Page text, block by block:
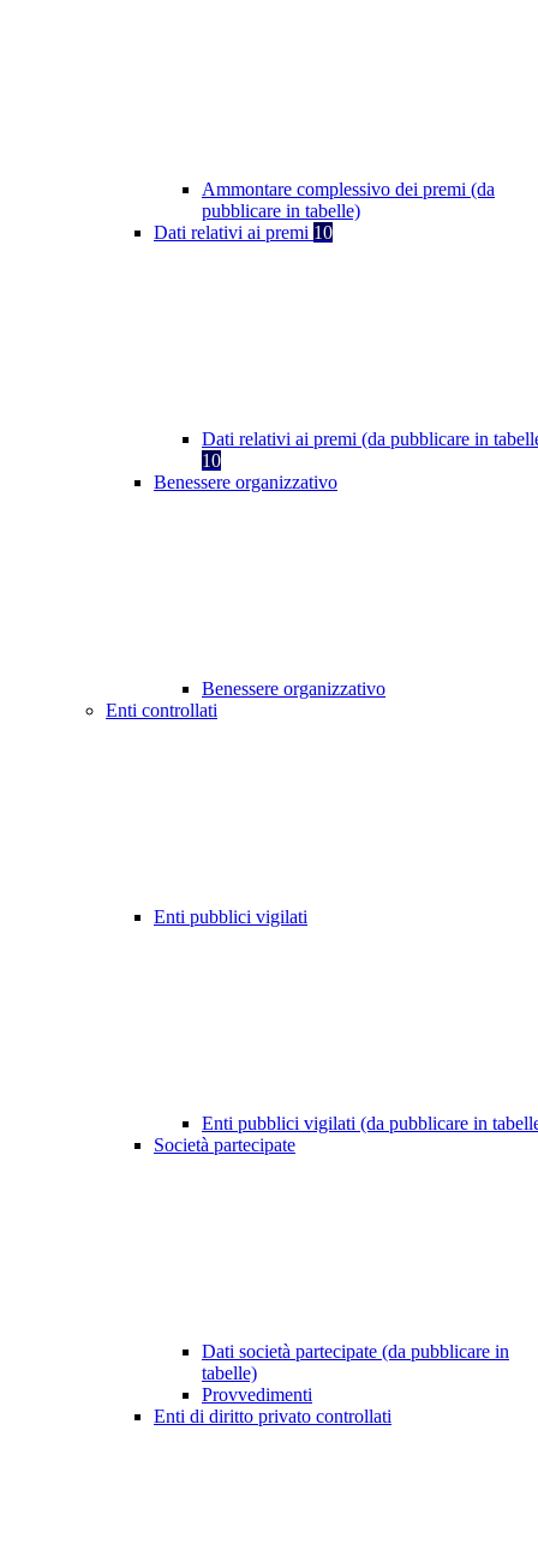
Ammontare complessivo dei premi (da
pubblicare in tabelle)
Dati relativi ai premi 10
Dati relativi ai premi (da pubblicare in
10
Benessere organizzativo
Benessere organizzativo
Enti controllati
Enti pubblici vigilati
Enti pubblici vigilati (da pubblicare in
Società partecipate
Dati società partecipate (da pubblicare in
tabelle)
Provvedimenti
Enti di diritto privato controllati